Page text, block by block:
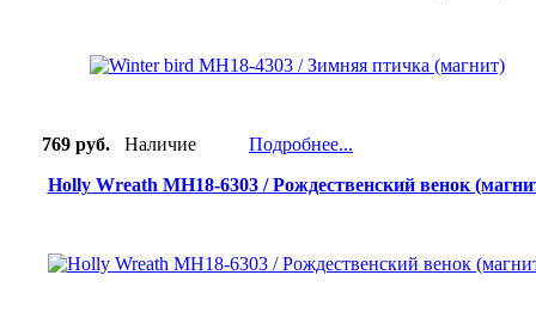
769 руб. Наличие
Подробнее...
Holly Wreath MH18-6303 / Рождественский венок